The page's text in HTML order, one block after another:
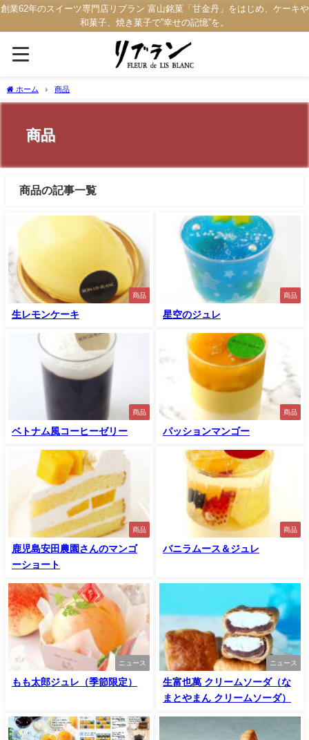
創業62年のスイーツ専門店リブラン 富山銘菓「甘金丹」をはじめ、ケーキや
和菓子、焼き菓子で”幸せの記憶”を。
ホーム 商品
商品
商品の記事一覧
商品
生レモンケーキ
商品
星空のジュレ
商品
ベトナム風コーヒーゼリー
商品
パッションマンゴー
商品
鹿児島安田農園さんのマンゴ
ーショート
商品
バニラムース＆ジュレ
ニュース
もも太郎ジュレ（季節限定）
ニュース
生富也萬 クリームソーダ（な
まとやまん クリームソーダ）